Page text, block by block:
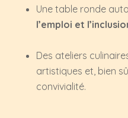
Une table ronde
l’emploi et
Des ateliers
artistiques et, bien
convivialité.